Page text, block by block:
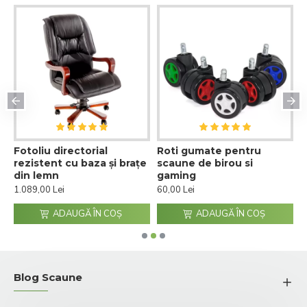
Fotoliu directorial
rezistent cu baza și brațe
din lemn
1.089,00 Lei
ADAUGĂ ÎN COŞ
Roti gumate pentru
scaune de birou si
gaming
60,00 Lei
ADAUGĂ ÎN COŞ
Blog Scaune